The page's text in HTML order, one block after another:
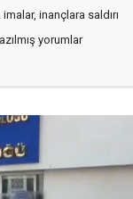
inançlara saldırı
yorumlar